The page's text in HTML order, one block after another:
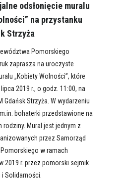
odsłonięcie muralu
na przystanku
Strzyża
Pomorskiego
zaprasza na uroczyste
„Kobiety Wolności”, które
2019 r., o godz. 11:00, na
Gdańsk Strzyża. W wydarzeniu
bohaterki przedstawione na
rodziny. Mural jest jednym z
przez Samorząd
w ramach
2019 r. przez pomorski sejmik
i Solidarności.